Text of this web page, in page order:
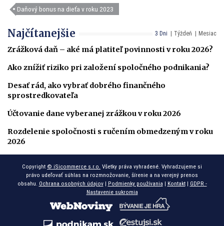
Daňový bonus na dieťa v roku 2023
3 Dni Týždeň Mesiac
Najčítanejšie
Zrážková daň – aké má platiteľ povinnosti v roku 2026?
Ako znížiť riziko pri založení spoločného podnikania?
Desať rád, ako vybrať dobrého finančného
sprostredkovateľa
Účtovanie dane vyberanej zrážkou v roku 2026
Rozdelenie spoločnosti s ručením obmedzeným v roku
2026
Copyright © iSicommerce s.r.o. Všetky práva vyhradené. Vyhradzujeme si
právo udeľovať súhlas na rozmnožovanie, šírenie a na verejný prenos
obsahu. Ochrana osobných údajov| Podmienky používania | Kontakt| GDPR -
Nastavenie sukromia